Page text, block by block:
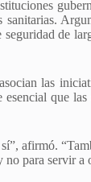
sanitarias.
de
las
que
afirmó.
no para servir a